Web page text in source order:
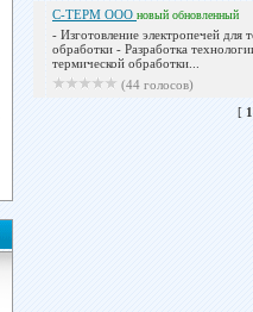
С-ТЕРМ ООО новый обновленный
- Изготовление электропечей для
обработки - Разработка
термической обработки...
(44 голосов)
[ 1